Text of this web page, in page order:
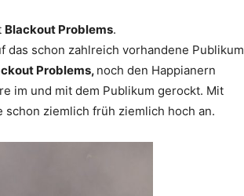
Blackout Problems.
das schon zahlreich vorhandene Publikum
Problems, noch den Happianern
im und mit dem Publikum gerockt. Mit
ziemlich früh ziemlich hoch an.